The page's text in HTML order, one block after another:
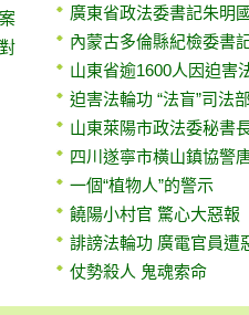
廣東省政法委書記朱明
內蒙古多倫縣紀檢委書
山東省逾1600人因迫害
迫害法輪功 “法盲”司法
山東萊陽市政法委秘書
四川遂寧市橫山鎮協警
一個“植物人”的警示
饒陽小村官 驚心大惡報
誹謗法輪功 廣電官員遭
仗勢殺人 鬼魂索命